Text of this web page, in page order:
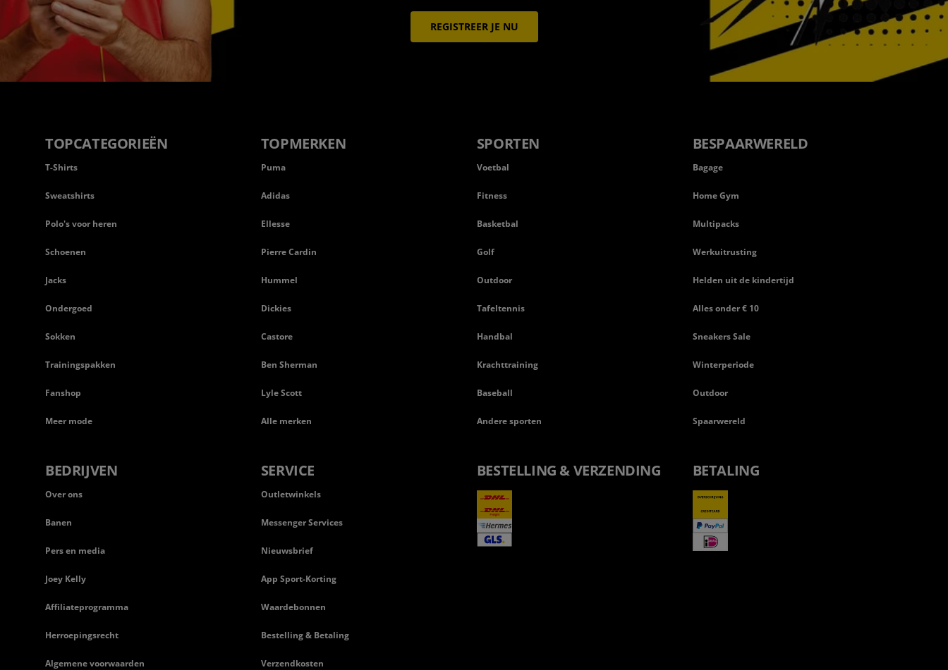
REGISTREER JE NU
TOPCATEGORIEËN
T-Shirts
Sweatshirts
Polo's voor heren
Schoenen
Jacks
Ondergoed
Sokken
Trainingspakken
Fanshop
Meer mode
TOPMERKEN
Puma
Adidas
Ellesse
Pierre Cardin
Hummel
Dickies
Castore
Ben Sherman
Lyle Scott
Alle merken
SPORTEN
Voetbal
Fitness
Basketbal
Golf
Outdoor
Tafeltennis
Handbal
Krachttraining
Baseball
Andere sporten
BESPAARWERELD
Bagage
Home Gym
Multipacks
Werkuitrusting
Helden uit de kindertijd
Alles onder € 10
Sneakers Sale
Winterperiode
Outdoor
Spaarwereld
BEDRIJVEN
Over ons
Banen
Pers en media
Joey Kelly
Affiliateprogramma
Herroepingsrecht
Algemene voorwaarden
SERVICE
Outletwinkels
Messenger Services
Nieuwsbrief
App Sport-Korting
Waardebonnen
Bestelling & Betaling
Verzendkosten
BESTELLING & VERZENDING BETALING